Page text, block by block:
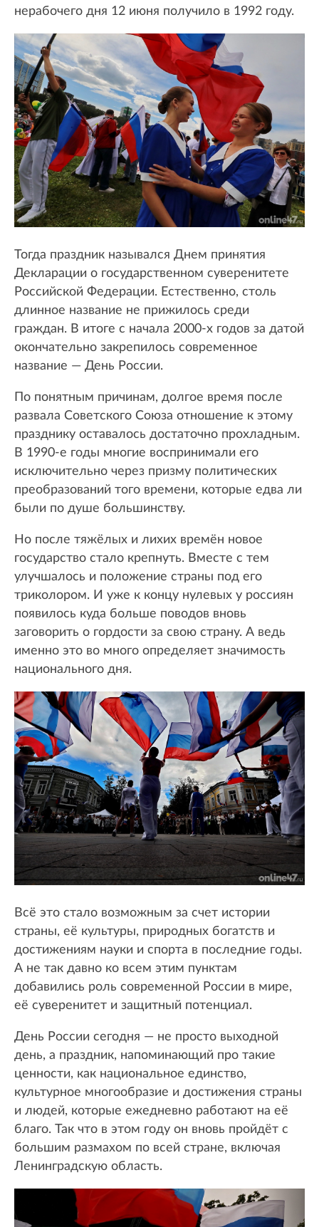
нерабочего дня 12 июня получило в 1992 году.
Тогда праздник назывался Днем принятия
Декларации о государственном суверенитете
Российской Федерации. Естественно, столь
длинное название не прижилось среди
граждан. В итоге с начала 2000-х годов за датой
окончательно закрепилось современное
название — День России.
По понятным причинам, долгое время после
развала Советского Союза отношение к этому
празднику оставалось достаточно прохладным.
В 1990-е годы многие воспринимали его
исключительно через призму политических
преобразований того времени, которые едва ли
были по душе большинству.
Но после тяжёлых и лихих времён новое
государство стало крепнуть. Вместе с тем
улучшалось и положение страны под его
триколором. И уже к концу нулевых у россиян
появилось куда больше поводов вновь
заговорить о гордости за свою страну. А ведь
именно это во много определяет значимость
национального дня.
Всё это стало возможным за счет истории
страны, её культуры, природных богатств и
достижениям науки и спорта в последние годы.
А не так давно ко всем этим пунктам
добавились роль современной России в мире,
её суверенитет и защитный потенциал.
День России сегодня — не просто выходной
день, а праздник, напоминающий про такие
ценности, как национальное единство,
культурное многообразие и достижения страны
и людей, которые ежедневно работают на её
благо. Так что в этом году он вновь пройдёт с
большим размахом по всей стране, включая
Ленинградскую область.